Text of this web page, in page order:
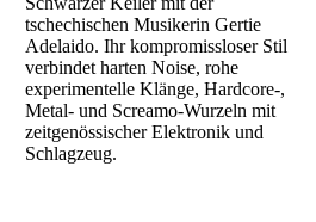
tschechischen Musikerin Gertie
Adelaido. Ihr kompromissloser Stil
verbindet harten Noise, rohe
experimentelle Klänge, Hardcore-,
Metal- und Screamo-Wurzeln mit
zeitgenössischer Elektronik und
Schlagzeug.